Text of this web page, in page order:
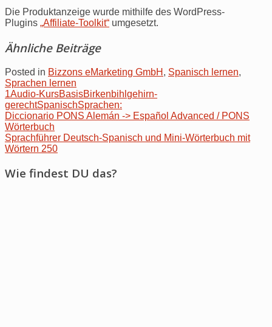
Die Produktanzeige wurde mithilfe des WordPress-
Plugins „Affiliate-Toolkit“ umgesetzt.
Ähnliche Beiträge
Posted in Bizzons eMarketing GmbH , Spanisch lernen,
Sprachen lernen
1Audio-KursBasisBirkenbihl gehirn-
gerechtSpanischSprachen:
Post
navigation
Diccionario PONS Alemán -> Español Advanced / PONS
Wörterbuch
Sprachführer Deutsch-Spanisch und Mini-Wörterbuch mit
Wörtern 250
Wie findest DU das?